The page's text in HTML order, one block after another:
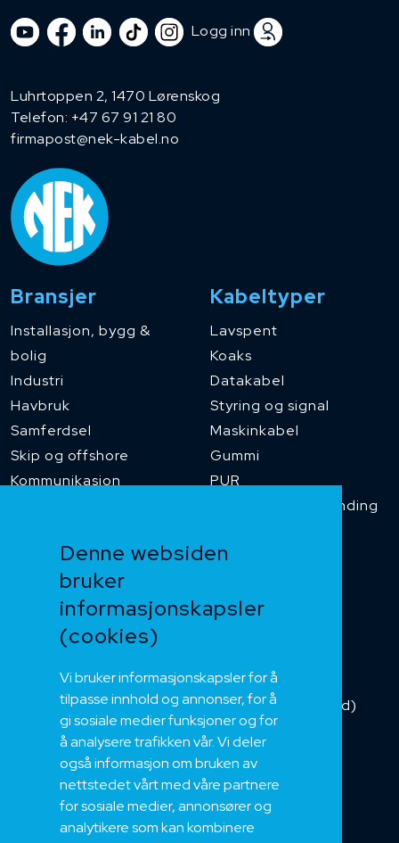
Denne websiden
bruker
informasjonskapsler
(cookies)
Vi bruker informasjonskapsler for å
tilpasse innhold og annonser, for å
gi sosiale medier funksjoner og for
å analysere trafikken vår. Vi deler
også informasjon om bruken av
nettstedet vårt med våre partnere
for sosiale medier, annonsører og
analytikere som kan kombinere
Logg inn
Luhrtoppen 2, 1470 Lørenskog
Telefon: +47 67 91 21 80
firmapost@nek-kabel.no
Bransjer
Installasjon, bygg &
bolig
Industri
Havbruk
Samferdsel
Skip og offshore
Kommunikasjon
Kabeltyper
Lavspent
Koaks
Datakabel
Styring og signal
Maskinkabel
Gummi
PUR
Temperaturbestanding
Heis og kran
Kategorikabel
Installasjonskabel
Kombikabel (Hybrid)
DNV sertifisert
Tilbehør
Om oss